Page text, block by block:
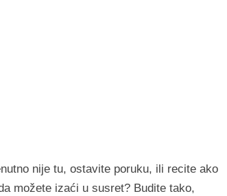
nije tu, ostavite poruku, ili recite ako
možete izaći u susret? Budite tako,